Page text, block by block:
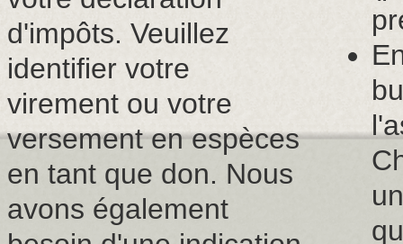
d'impôts. Veuillez
identifier votre
virement ou votre
versement en espèces
en tant que don. Nous
avons également